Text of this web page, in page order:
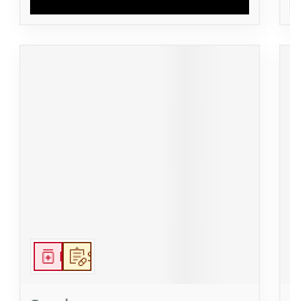
Sur prescription
Médicament